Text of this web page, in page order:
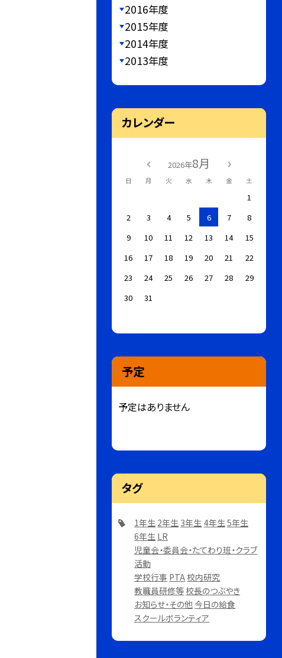
2016年度
2015年度
2014年度
2013年度
カレンダー
2026年8月
日 月 火 水 木 金 土
1
2
3 4 5 6 7
8
9
10 11 12 13 14
15
16
17 18 19 20 21
22
23
24 25 26 27 28
29
30
31
予定
予定はありません
タグ
1年生 2年生 3年生 4年生 5年生
6年生 LR
児童会・委員会・たてわり班・クラブ
活動
学校行事 PTA 校内研究
教職員研修等 校長のつぶやき
お知らせ・その他 今日の給食
スクールボランティア